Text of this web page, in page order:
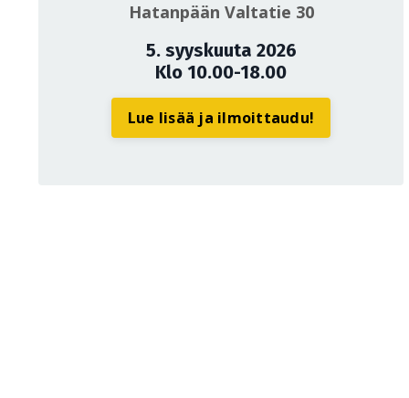
Hatanpään Valtatie 30
5. syyskuuta 2026
Klo 10.00-18.00
Lue lisää ja ilmoittaudu!